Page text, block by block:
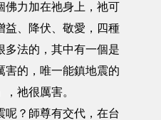
佛力加在祂身上，祂可
益、降伏、敬愛，四種
多法的，其中有一個是
害的，唯一能鎮地震的
祂很厲害。
？師尊有交代，在台